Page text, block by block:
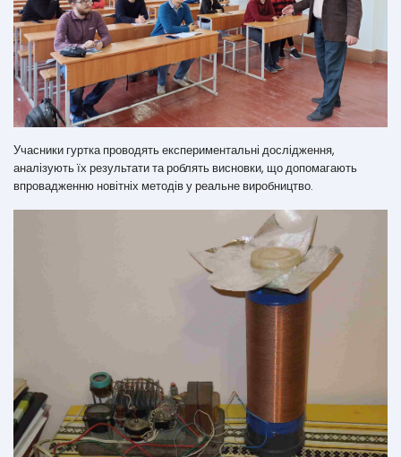
Учасники гуртка проводять експериментальні дослідження,
аналізують їх результати та роблять висновки, що допомагають
впровадженню новітніх методів у реальне виробництво.